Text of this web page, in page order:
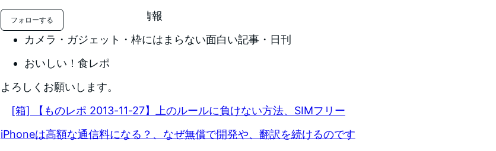
フォローする
産”・apple情報・ブログ情報
カメラ・ガジェット・枠にはまらない面白い記事・日刊
おいしい！食レポ
よろしくお願いします。
[箱] 【ものレポ 2013-11-27】上のルールに負けない方法、SIMフリー
iPhoneは高額な通信料になる？、なぜ無償で開発や、翻訳を続けるのです